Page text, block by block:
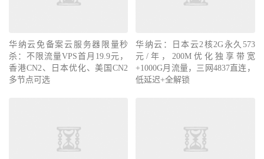
华纳云免备案云服务器限量秒
杀：不限流量VPS首月19.9元，
香港CN2、日本优化、美国CN2
多节点可选
华纳云：日本云2核2G永久573
元/年，200M优化独享带宽
+1000G月流量，三网4837直连，
低延迟+全解锁